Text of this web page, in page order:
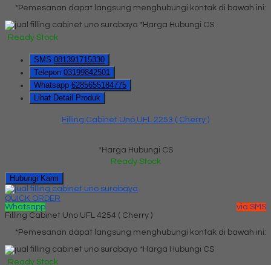
*Pemesanan dapat langsung menghubungi kontak di bawah ini:
*Harga Hubungi CS
Ready Stock
SMS 081391715330
Telepon 03199842501
Whatsapp 6285655184775
Lihat Detail Produk
Filling Cabinet Uno UFL 2253 ( Cherry )
*Harga Hubungi CS
Ready Stock
Hubungi Kami
QUICK ORDER
Whatsapp
via SMS
Filling Cabinet Uno UFL 4254 ( Cherry )
*Pemesanan dapat langsung menghubungi kontak di bawah ini:
*Harga Hubungi CS
Ready Stock